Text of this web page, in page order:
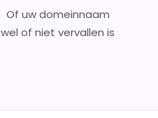
Of uw domeinnaam
wel of niet vervallen is